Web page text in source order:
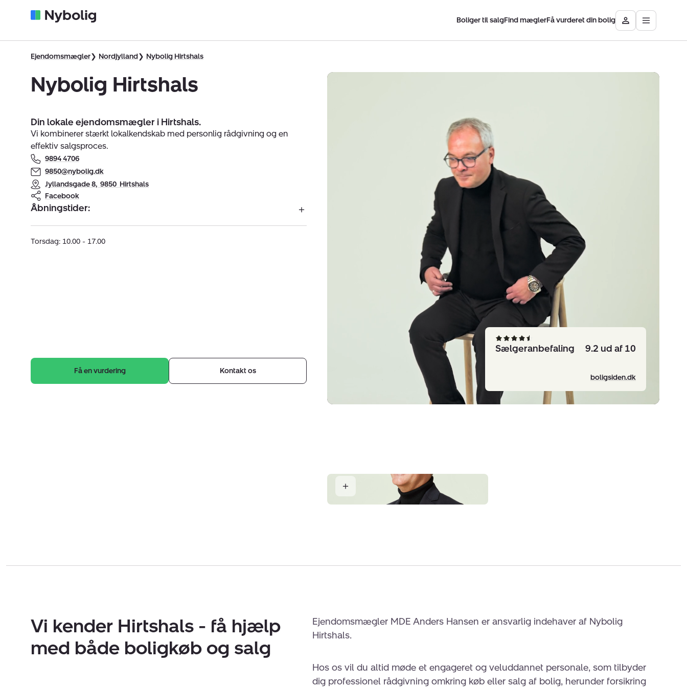
Boliger til salgFind mæglerFå vurderet din bolig
Besøg
Mit
Åbn
Ejendomsmægler Nordjylland Nybolig Hirtshals
Nybolig Hirtshals
Din lokale ejendomsmægler i Hirtshals.
Vi kombinerer stærkt lokalkendskab med personlig rådgivning og en
effektiv salgsproces.
9894 4706
9850@nybolig.dk
Jyllandsgade 8, 9850 Hirtshals
Facebook
Åbningstider:
Torsdag: 10.00 - 17.00
Få en vurdering Kontakt os
Sælgeranbefaling 9.2 ud af 10
boligsiden.dk
Anders Hansen
Indehaver og Ejendomsmægler MDE
Vi kender Hirtshals - få hjælp
med både boligkøb og salg
Ejendomsmægler MDE Anders Hansen er ansvarlig indehaver af Nybolig
Hirtshals.
Hos os vil du altid møde et engageret og veluddannet personale, som tilbyder
dig professionel rådgivning omkring køb eller salg af bolig, herunder forsikring